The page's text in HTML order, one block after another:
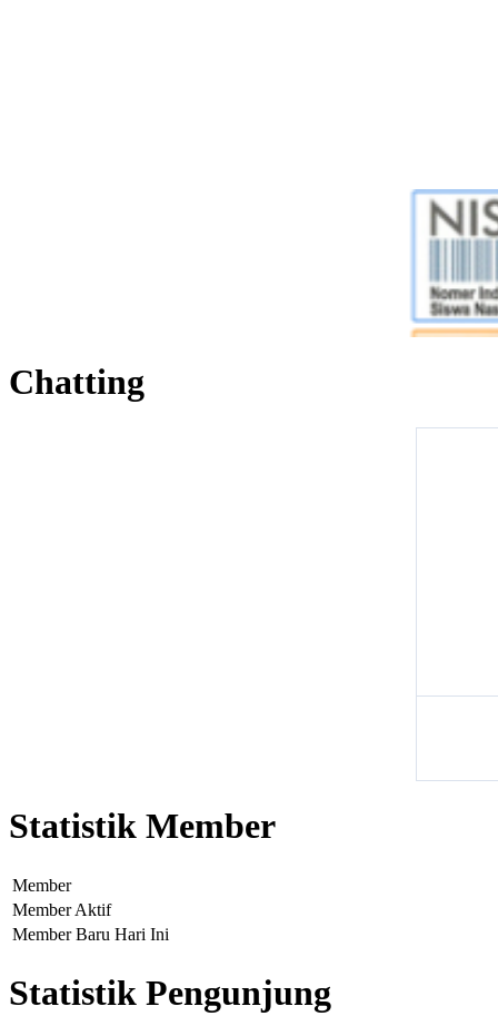
Chatting
Statistik Member
Member
Member Aktif
Member Baru Hari Ini
Statistik Pengunjung